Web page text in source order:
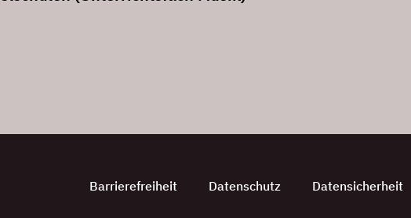
Barrierefreiheit Datenschutz Datensicherheit